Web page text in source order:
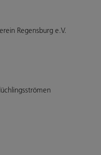
Regensburg e.V.